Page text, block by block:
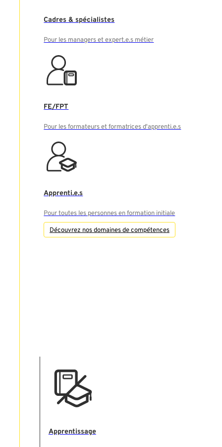
Cadres & spécialistes
Pour les managers et expert.e.s métier
FE/FPT
Pour les formateurs et formatrices d'apprenti.e.s
Apprenti.e.s
Pour toutes les personnes en formation initiale
Découvrez nos domaines de compétences
Apprentissage
Rechercher